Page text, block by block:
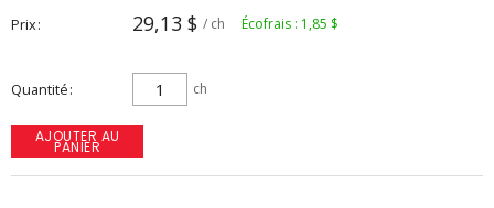
Prix 29,13 $ / ch Écofrais : 1,85 $
Quantité ch
AJOUTER AU
PANIER